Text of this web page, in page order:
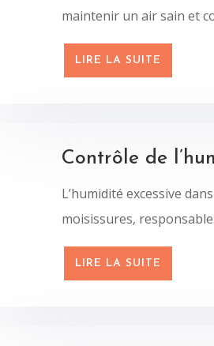
maintenir un air sain et
LIRE LA SUITE
Contrôle de
L’humidité excessive
moisissures,
LIRE LA SUITE